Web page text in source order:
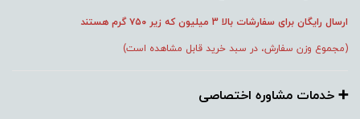
ارسال رایگان برای سفارشات بالا 3 میلیون که زیر ۷۵۰ گرم هستند
(مجموع وزن سفارش، در سبد خرید قابل مشاهده است)
➕️ خدمات مشاوره اختصاصی